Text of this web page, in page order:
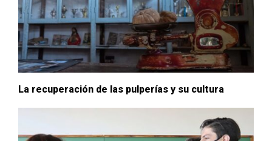
La recuperación de las pulperías y su cultura